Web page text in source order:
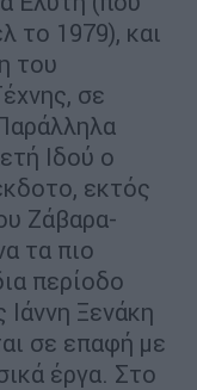
το 1979), και
του
σε
Ιδού ο
εκτός
Ζάβαρα-
τα πιο
περίοδο
Ξενάκη
σε επαφή με
έργα. Στο